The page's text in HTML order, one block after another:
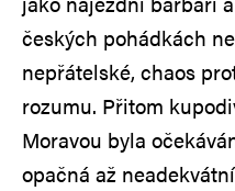
českých pohádkách
nepřátelské, chaos
rozumu. Přitom
Moravou byla
opačná až